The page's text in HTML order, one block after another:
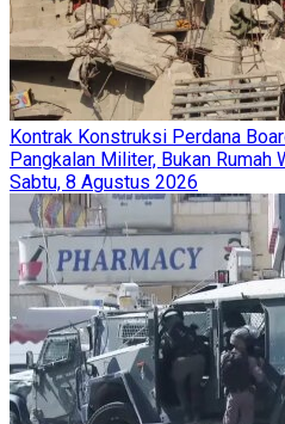
Kontrak Konstruksi Perdana
Pangkalan Militer, Bukan Rumah
Sabtu, 8 Agustus 2026